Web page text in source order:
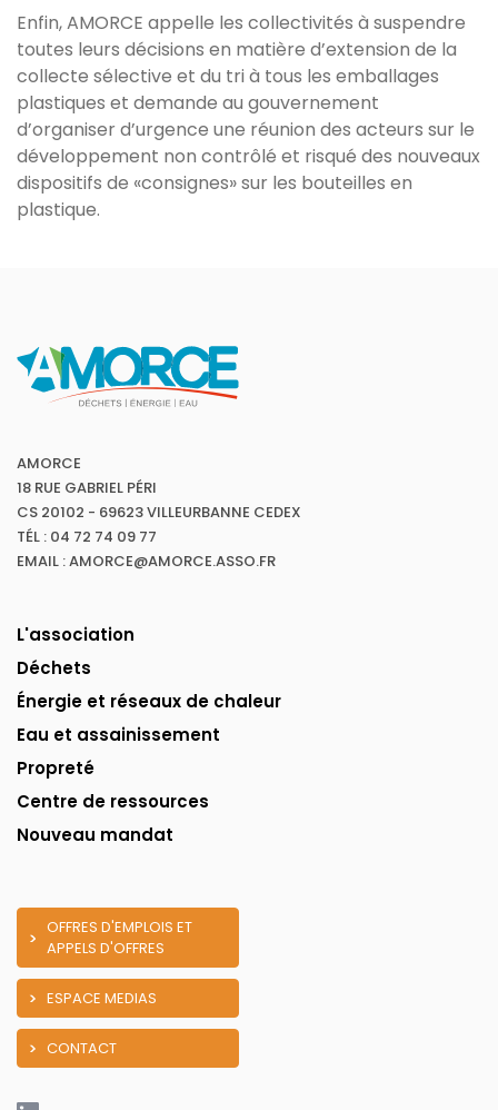
Enfin, AMORCE appelle les collectivités à suspendre
toutes leurs décisions en matière d’extension de la
collecte sélective et du tri à tous les emballages
plastiques et demande au gouvernement
d’organiser d’urgence une réunion des acteurs sur le
développement non contrôlé et risqué des nouveaux
dispositifs de «consignes» sur les bouteilles en
plastique.
AMORCE
18 RUE GABRIEL PÉRI
CS 20102 - 69623 VILLEURBANNE CEDEX
TÉL : 04 72 74 09 77
EMAIL : AMORCE@AMORCE.ASSO.FR
L'association
Déchets
Énergie et réseaux de chaleur
Eau et assainissement
Propreté
Centre de ressources
Nouveau mandat
OFFRES D'EMPLOIS ET
APPELS D'OFFRES
ESPACE MEDIAS
CONTACT